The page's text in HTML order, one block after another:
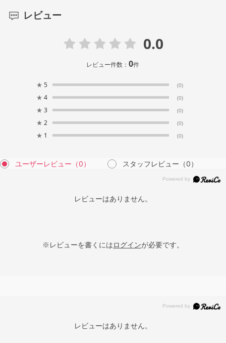
レビュー
0.0
レビュー件数：0件
★ 5 (0)
★ 4 (0)
★ 3 (0)
★ 2 (0)
★ 1 (0)
ユーザーレビュー （0） スタッフレビュー （0）
レビューはありません。
※レビューを書くにはログインが必要です。
レビューはありません。